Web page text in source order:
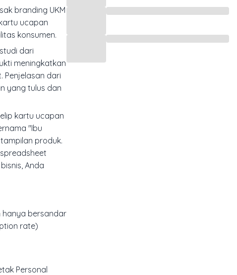
branding UKM
ucapan
konsumen.
dari
meningkatkan
Penjelasan dari
yang tulus dan
kartu ucapan
"Ibu
produk.
Anda
hanya bersandar
rate)
Personal